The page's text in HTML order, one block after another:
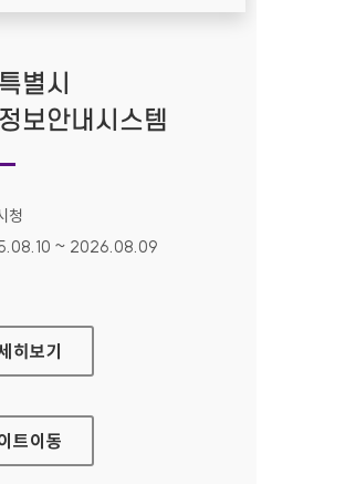
별시
보안내시스템
:
청
간 :
~ 2026.08.09
특별시 주차정보안내시스템
히보기
트이동